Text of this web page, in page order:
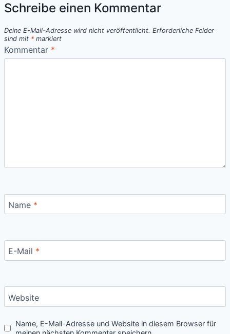
Schreibe einen Kommentar
Deine E-Mail-Adresse wird nicht veröffentlicht. Erforderliche Felder
sind mit *markiert
Kommentar *
Name *
E-Mail *
Website
Name, E-Mail-Adresse und Website in diesem Browser für